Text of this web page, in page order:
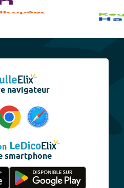
navigateur
smartphone